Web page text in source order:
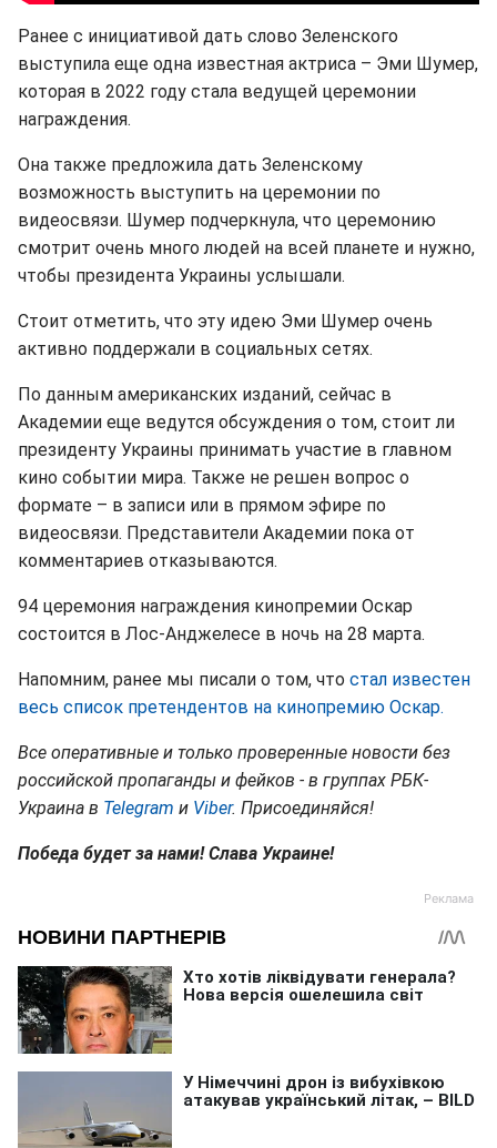
Ранее с инициативой дать слово Зеленского
выступила еще одна известная актриса – Эми Шумер,
которая в 2022 году стала ведущей церемонии
награждения.
Она также предложила дать Зеленскому
возможность выступить на церемонии по
видеосвязи. Шумер подчеркнула, что церемонию
смотрит очень много людей на всей планете и нужно,
чтобы президента Украины услышали.
Стоит отметить, что эту идею Эми Шумер очень
активно поддержали в социальных сетях.
По данным американских изданий, сейчас в
Академии еще ведутся обсуждения о том, стоит ли
президенту Украины принимать участие в главном
кино событии мира. Также не решен вопрос о
формате – в записи или в прямом эфире по
видеосвязи. Представители Академии пока от
комментариев отказываются.
94 церемония награждения кинопремии Оскар
состоится в Лос-Анджелесе в ночь на 28 марта.
Напомним, ранее мы писали о том, что стал известен
весь список претендентов на кинопремию Оскар.
Все оперативные и только проверенные новости без
российской пропаганды и фейков - в группах РБК-
Украина в Telegram и Viber. Присоединяйся!
Победа будет за нами! Слава Украине!